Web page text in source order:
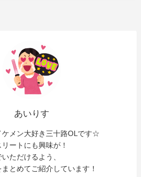
あいりす
ケメン大好き三十路OLです☆
ートにも興味が！
ただけるよう、
とめてご紹介しています！